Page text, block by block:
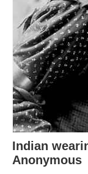
Indian
Anonymous